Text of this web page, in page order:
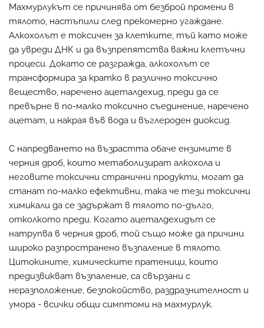
Махмурлукът се причинява от безброй промени в
тялото, настъпили след прекомерно угаждане.
Алкохолът е токсичен за клетките, тъй като може
да увреди ДНК и да възпрепятства важни клетъчни
процеси. Докато се разгражда, алкохолът се
трансформира за кратко в различно токсично
вещество, наречено ацеталдехид, преди да се
превърне в по-малко токсично съединение, наречено
ацетат, и накрая във вода и въглероден диоксид.
С напредването на възрастта обаче ензимите в
черния дроб, които метаболизират алкохола и
неговите токсични странични продукти, могат да
станат по-малко ефективни, така че тези токсични
химикали да се задържат в тялото по-дълго,
отколкото преди. Когато ацеталдехидът се
натрупва в черния дроб, той също може да причини
широко разпространено възпаление в тялото.
Цитокините, химическите пратеници, които
предизвикват възпаление, са свързани с
неразположение, безпокойство, раздразнителност и
умора - всички общи симптоми на махмурлук.